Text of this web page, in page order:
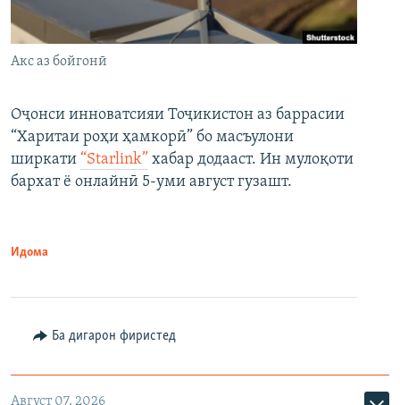
Акс аз бойгонӣ
Оҷонси инноватсияи Тоҷикистон аз баррасии
“Харитаи роҳи ҳамкорӣ” бо масъулони
ширкати “Starlink” хабар додааст. Ин мулоқоти
бархат ё онлайнӣ 5-уми август гузашт.
Идома
Ба дигарон фиристед
Август 07, 2026